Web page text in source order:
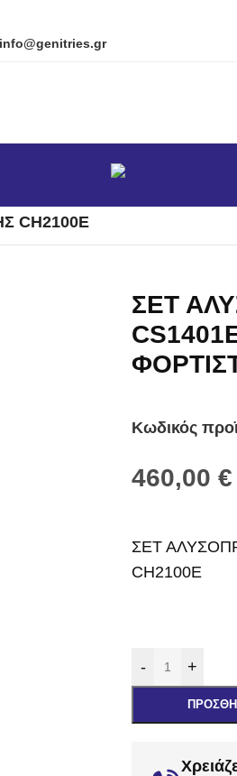
info@genitries.gr
CH2100E
ΣΕΤ
Κωδικός
460,00 €
ΣΕΤ
CH2100E
- +